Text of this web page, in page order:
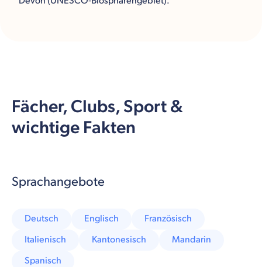
Fächer, Clubs, Sport &
wichtige Fakten
Sprachangebote
Deutsch Englisch
Französisch
Italienisch
Kantonesisch
Mandarin
Spanisch